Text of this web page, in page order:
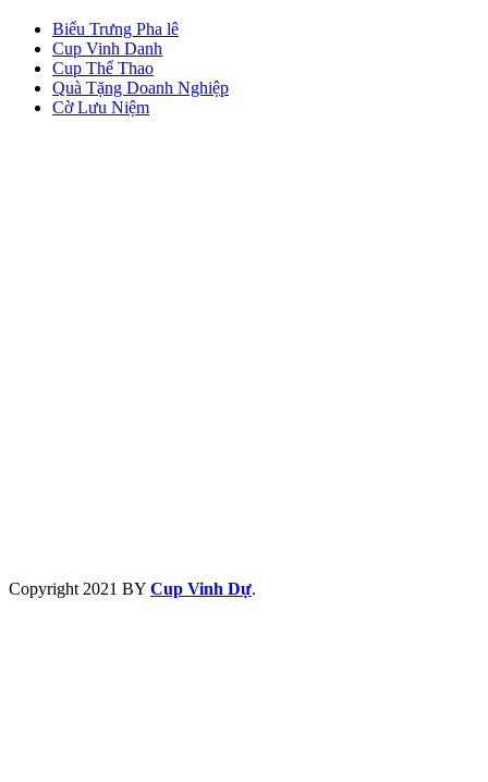
Biểu Trưng Pha lê
Cup Vinh Danh
Cup Thể Thao
Quà Tặng Doanh Nghiệp
Cờ Lưu Niệm
Copyright 2021 BY Cup Vinh Dự.